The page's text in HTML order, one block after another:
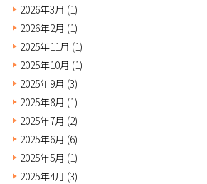
2026年3月 (1)
2026年2月 (1)
2025年11月 (1)
2025年10月 (1)
2025年9月 (3)
2025年8月 (1)
2025年7月 (2)
2025年6月 (6)
2025年5月 (1)
2025年4月 (3)